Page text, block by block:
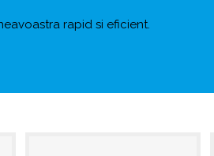
rapid si eficient.